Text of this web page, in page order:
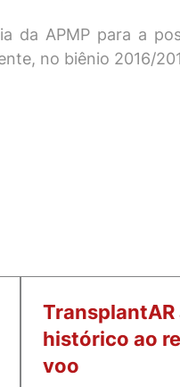
da APMP para a
no biênio 2016/
histórico ao
voo